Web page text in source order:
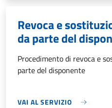
Revoca e
da parte del
Procedimento di revoca e
parte del disponente
VAI AL SERVIZIO